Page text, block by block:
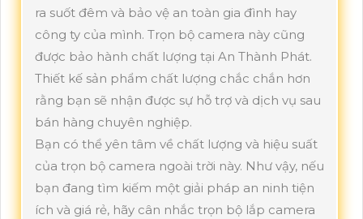
ra suốt đêm và bảo vệ an toàn gia đình hay
công ty của mình. Trọn bộ camera này cũng
được bảo hành chất lượng tại An Thành Phát.
Thiết kế sản phẩm chất lượng chắc chắn hơn
rằng bạn sẽ nhận được sự hỗ trợ và dịch vụ sau
bán hàng chuyên nghiệp.
Bạn có thể yên tâm về chất lượng và hiệu suất
của trọn bộ camera ngoài trời này. Như vậy, nếu
bạn đang tìm kiếm một giải pháp an ninh tiện
ích và giá rẻ, hãy cân nhắc trọn bộ lắp camera